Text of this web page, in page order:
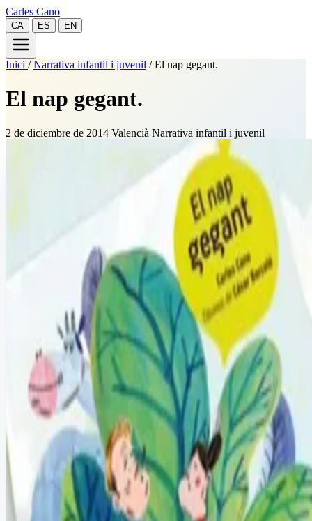
Carles Cano
CA ES EN
Inici / Narrativa infantil i juvenil / El nap gegant.
El nap gegant.
2 de diciembre de 2014 Valencià Narrativa infantil i juvenil